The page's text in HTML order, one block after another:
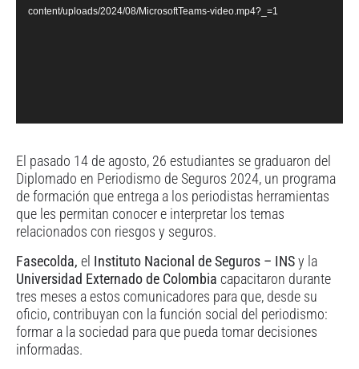
content/uploads/2024/08/MicrosoftTeams-video.mp4?_=1
El pasado 14 de agosto, 26 estudiantes se graduaron del
Diplomado en Periodismo de Seguros 2024, un programa
de formación que entrega a los periodistas herramientas
que les permitan conocer e interpretar los temas
relacionados con riesgos y seguros.
Fasecolda, el Instituto Nacional de Seguros – INSy la
Universidad Externado de Colombia capacitaron durante
tres meses a estos comunicadores para que, desde su
oficio, contribuyan con la función social del periodismo:
formar a la sociedad para que pueda tomar decisiones
informadas.